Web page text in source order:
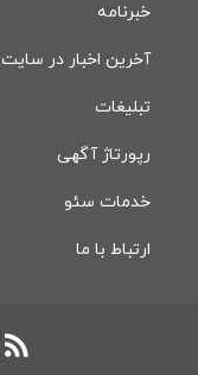
خبرنامه
آخرین اخبار در
تبلیغات
رپورتاژ آگهی
خدمات سئو
ارتباط با ما